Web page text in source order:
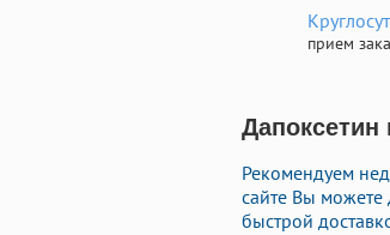
прием
Рекомендуем
сайте Вы
быстрой